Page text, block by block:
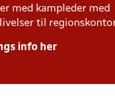
med kampleder
til
info her